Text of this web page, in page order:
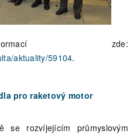
zde:
aktuality/59104.
pro raketový motor
se rozvíjejícím průmyslovým